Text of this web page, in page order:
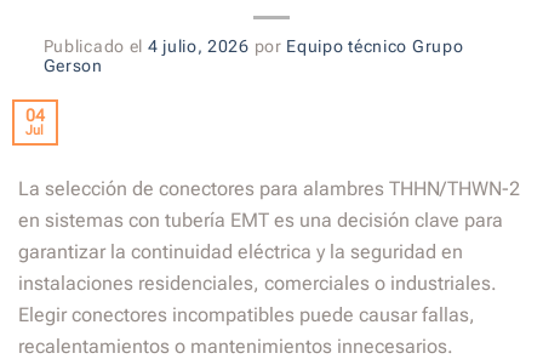
Publicado el 4 julio, 2026 por Equipo técnico Grupo
Gerson
04
Jul
La selección de conectores para alambres THHN/THWN-2
en sistemas con tubería EMT es una decisión clave para
garantizar la continuidad eléctrica y la seguridad en
instalaciones residenciales, comerciales o industriales.
Elegir conectores incompatibles puede causar fallas,
recalentamientos o mantenimientos innecesarios.